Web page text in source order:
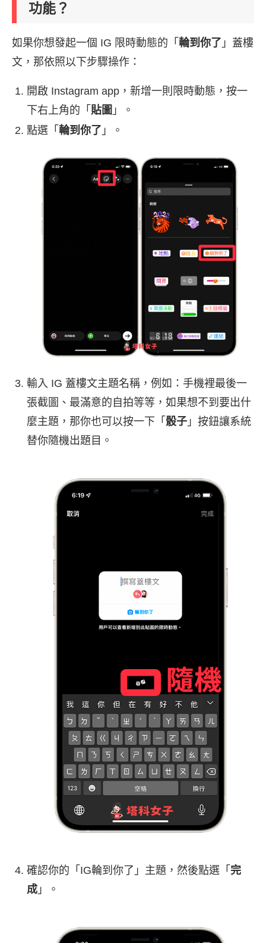
功能？
如果你想發起一個 IG 限時動態的「 輪到你了 」蓋樓
文，那依照以下步驟操作：
開啟 Instagram app，新增一則限時動態，按一
下右上角的「 貼圖 」。
點選「 輪到你了 」。
輸入 IG 蓋樓文主題名稱，例如：手機裡最後一
張截圖、最滿意的自拍等等，如果想不到要出什
麼主題，那你也可以按一下「 骰子 」按鈕讓系統
替你隨機出題目。
確認你的「IG輪到你了」主題，然後點選「 完
成 」。